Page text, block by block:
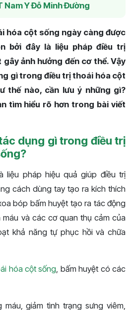
Nam Y Đỗ Minh Đường
hóa cột sống ngày càng được
bởi đây là liệu pháp điều trị
ảnh hưởng đến cơ thể. Vậy
gì trong điều trị thoái hóa cột
thế nào, cần lưu ý những gì?
tìm hiểu rõ hơn trong bài viết
dụng gì trong điều trị
liệu pháp hiệu quả giúp điều trị
cách dùng tay tạo ra kích thích
bóp bấm huyệt tạo ra tác động
máu và các cơ quan thụ cảm của
khả năng tự phục hồi và chữa
hóa cột sống, bấm huyệt có các
máu, giảm tình trạng sưng viêm,